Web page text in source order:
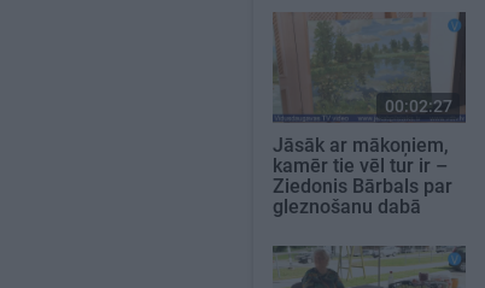
00:02:27
Jāsāk ar mākoņiem,
kamēr tie vēl tur ir –
Ziedonis Bārbals par
gleznošanu dabā